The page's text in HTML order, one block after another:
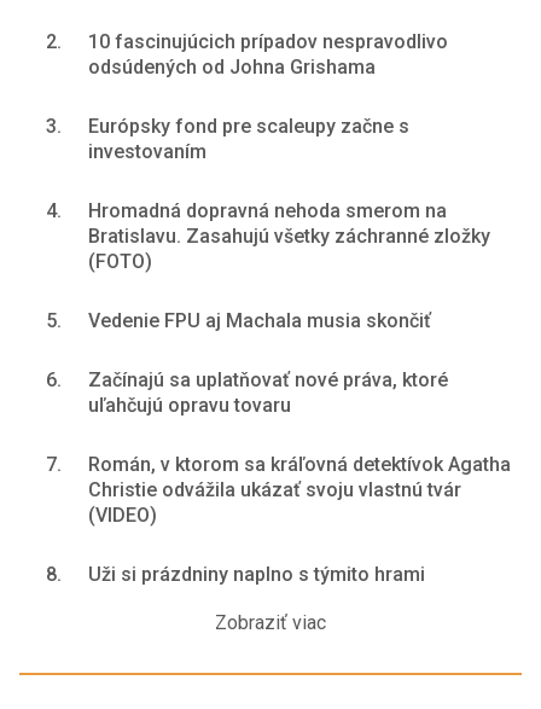
2.
10 fascinujúcich prípadov nespravodlivo
odsúdených od Johna Grishama
3.
Európsky fond pre scaleupy začne s
investovaním
4.
Hromadná dopravná nehoda smerom na
Bratislavu. Zasahujú všetky záchranné zložky
(FOTO)
5. Vedenie FPU aj Machala musia skončiť
6.
Začínajú sa uplatňovať nové práva, ktoré
uľahčujú opravu tovaru
7.
Román, v ktorom sa kráľovná detektívok Agatha
Christie odvážila ukázať svoju vlastnú tvár
(VIDEO)
8. Uži si prázdniny naplno s týmito hrami
Zobraziť viac